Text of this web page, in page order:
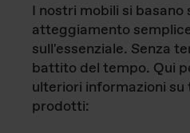
I nostri mobili si basano
atteggiamento
sull'essenziale. Senza
battito del tempo. Qui
ulteriori informazioni
prodotti: